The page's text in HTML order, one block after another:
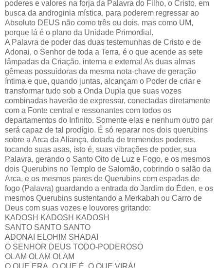
poderes e valores na forja da Palavra do Filho, o Cristo, em
busca da androginia mística, para poderem regressar ao
Absoluto DEUS não como três ou dois, mas como UM,
porque lá é o plano da Unidade Primordial.
A Palavra de poder das duas testemunhas de Cristo e de
Adonai, o Senhor de toda a Terra, é o que acende as sete
lâmpadas da Criação, interna e externa! As duas almas
gêmeas possuidoras da mesma nota-chave de geração
íntima e que, quando juntas, alcançam o Poder de criar e
transformar tudo sob a Onda Dupla que suas vozes
combinadas haverão de expressar, conectadas diretamente
com a Fonte central e ressonantes com todos os
departamentos do Infinito. Somente elas e nenhum outro par
será capaz de tal prodígio. É só reparar nos dois querubins
sobre a Arca da Aliança, dotada de tremendos poderes,
tocando suas asas, isto é, suas vibrações de poder, sua
Palavra, gerando o Santo Oito de Luz e Fogo, e os mesmos
dois Querubins no Templo de Salomão, cobrindo o salão da
Arca, e os mesmos pares de Querubins com espadas de
fogo (Palavra) guardando a entrada do Jardim do Éden, e os
mesmos Querubins sustentando a Merkabah ou Carro de
Deus com suas vozes e louvores gritando:
KADOSH KADOSH KADOSH
SANTO SANTO SANTO
ADONAI ELOHIM SHADAI
O SENHOR DEUS TODO-PODEROSO
OLAM OLAM OLAM
O QUE ERA, O QUE É, O QUE VIRÁ!